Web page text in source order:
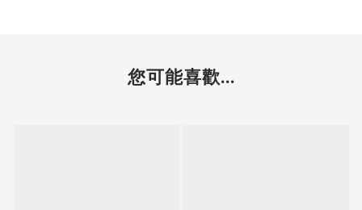
您可能喜歡...